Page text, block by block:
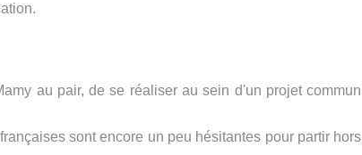
au pair, de se réaliser au sein d'un projet commun
sont encore un peu hésitantes pour partir hors